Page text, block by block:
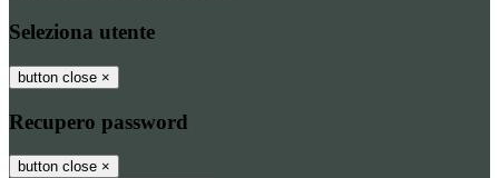
Seleziona utente
button close ×
Recupero password
button close ×